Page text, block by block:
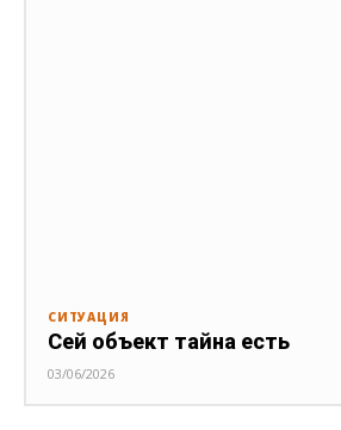
СИТУАЦИЯ
Сей объект тайна есть
03/06/2026